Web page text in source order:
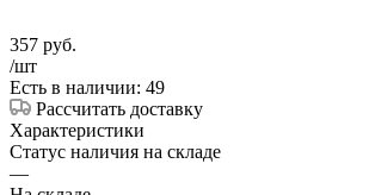
357 руб.
/шт
Есть в наличии: 49
Рассчитать доставку
Характеристики
Статус наличия на складе
—